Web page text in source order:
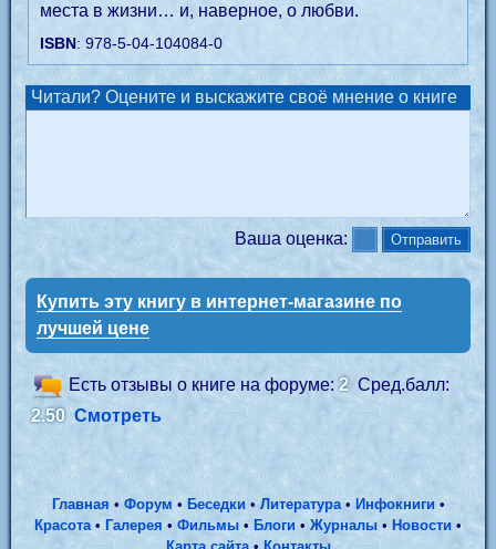
места в жизни… и, наверное, о любви.
ISBN: 978-5-04-104084-0
Читали? Оцените и выскажите своё мнение о книге
Ваша оценка:
Купить эту книгу в интернет-магазине по
лучшей цене
Есть отзывы о книге на форуме:2 Сред.балл:
2.50 Смотреть
Главная• Форум• Беседки• Литература• Инфокниги •
Красота• Галерея • Фильмы • Блоги • Журналы • Новости •